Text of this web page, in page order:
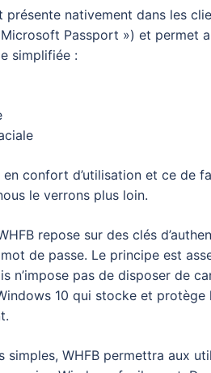
nativement dans les
Passport ») et permet
simplifiée :
en confort d’utilisation et ce de
le verrons plus loin.
repose sur des clés
de passe. Le principe est
n’impose pas de disposer de
10 qui stocke et protège
simples, WHFB permettra aux